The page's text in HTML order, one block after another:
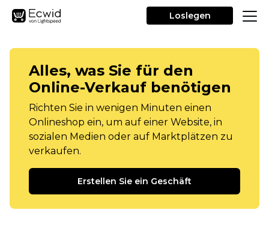
Loslegen
Alles, was Sie für den
Online-Verkauf benötigen
Richten Sie in wenigen Minuten einen
Onlineshop ein, um auf einer Website, in
sozialen Medien oder auf Marktplätzen zu
verkaufen.
Erstellen Sie ein Geschäft